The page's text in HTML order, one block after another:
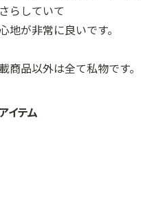
らしていて
地が非常に良いです。
商品以外は全て私物です。
イテム